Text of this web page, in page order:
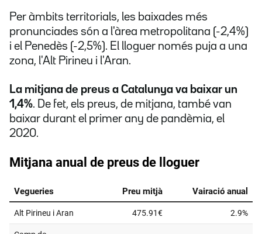
Per àmbits territorials, les baixades més
pronunciades són a l'àrea metropolitana (-2,4%)
i el Penedès (-2,5%). El lloguer només puja a una
zona, l'Alt Pirineu i l'Aran.
La mitjana de preus a Catalunya va baixar un
1,4%. De fet, els preus, de mitjana, també van
baixar durant el primer any de pandèmia, el
2020.